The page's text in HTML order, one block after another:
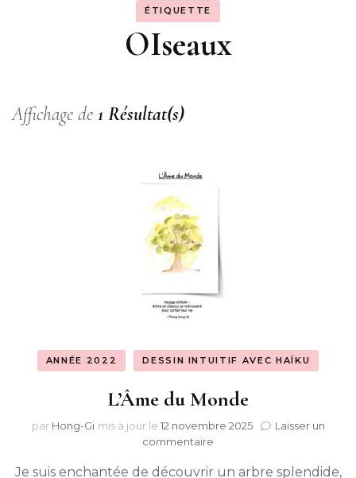
ÉTIQUETTE
OIseaux
Affichage de 1 Résultat(s)
ANNÉE 2022 DESSIN INTUITIF AVEC HAÏKU
L’Âme du Monde
par Hong-Gi mis à jour le 12 novembre 2025
Laisser un
commentaire
du
Je suis enchantée de découvrir un arbre splendide,